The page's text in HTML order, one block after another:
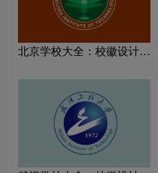
北京学校大全：校徽设计理